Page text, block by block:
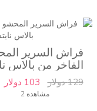
فراش السرير
الفاخر من بالاس
129 دولار 103 دولار
2 مشاهدة